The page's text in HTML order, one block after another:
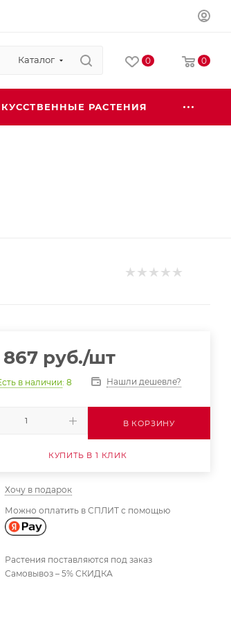
Каталог 0 0
РАСТЕНИЯ
867руб./шт
в наличии: 8 Нашли дешевле?
В КОРЗИНУ
КУПИТЬ В 1 КЛИК
Хочу в подарок
Можно оплатить в СПЛИТ с помощью
Растения поставляются под заказ
Самовывоз – 5% СКИДКА